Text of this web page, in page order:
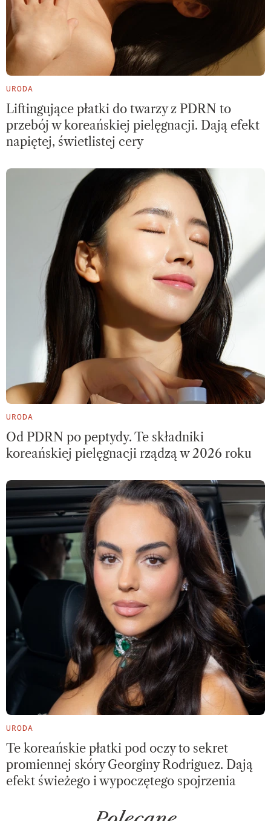
URODA
Liftingujące płatki do twarzy z PDRN to
przebój w koreańskiej pielęgnacji. Dają efekt
napiętej, świetlistej cery
URODA
Od PDRN po peptydy. Te składniki
koreańskiej pielęgnacji rządzą w 2026 roku
URODA
Te koreańskie płatki pod oczy to sekret
promiennej skóry Georginy Rodriguez. Dają
efekt świeżego i wypoczętego spojrzenia